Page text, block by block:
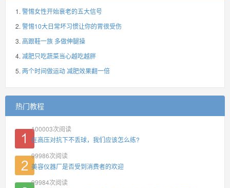
警惕女性开始衰老的五大信号
警惕10大日常坏习惯让你的胃很受伤
高跟鞋一族 多做伸腿操
减肥只吃蔬菜当心越吃越胖
两个时间做运动 减肥效果翻一倍
热门教程
100003次阅读
在高压对抗下不丢球，我们应该怎么练?
99986次阅读
美容仪器厂是否受到消费者的欢迎
99984次阅读